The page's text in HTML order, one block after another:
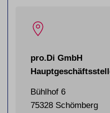
pro.Di GmbH
Bühlhof 6
75328 Schömberg